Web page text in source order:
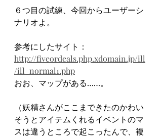
６つ目の試練、今回からユーザーシ
ナリオよ。
参考にしたサイト：
http://fiveordeals.php.xdomain.jp/ill
/ill_normal1.php
おお、マップがある……。
（妖精さんがここまできたのかわい
そうとアイテムくれるイベントのマ
スは違うところで起こったんで、複